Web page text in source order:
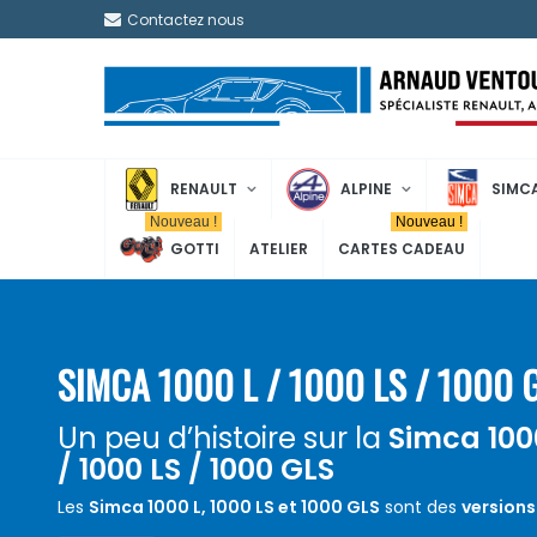
Contactez nous
RENAULT ALPINE
GOTTI
Nouveau !
ATELIER CARTES CADEAU
Nouveau !
SIMCA 1000 L / 1000 LS / 1000
Un peu d’histoire sur la Simca
/ 1000 LS / 1000 GLS
Les Simca 1000 L, 1000 LS et 1000 GLS sont des versions
populaire Simca 1000